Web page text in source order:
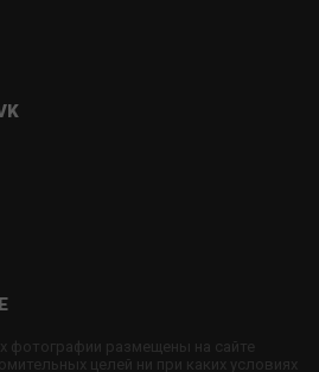
фотографии размещены на сайте
целей ни при каких условиях